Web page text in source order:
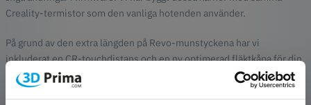
Creality-termistor som den vanliga hotenden använder.
På grund av den extra längden på Revo-munstyckena har vi
inkluderat en CR-touchdistans och en ny optimerad fläktkåpa för din
bekvämlighet.